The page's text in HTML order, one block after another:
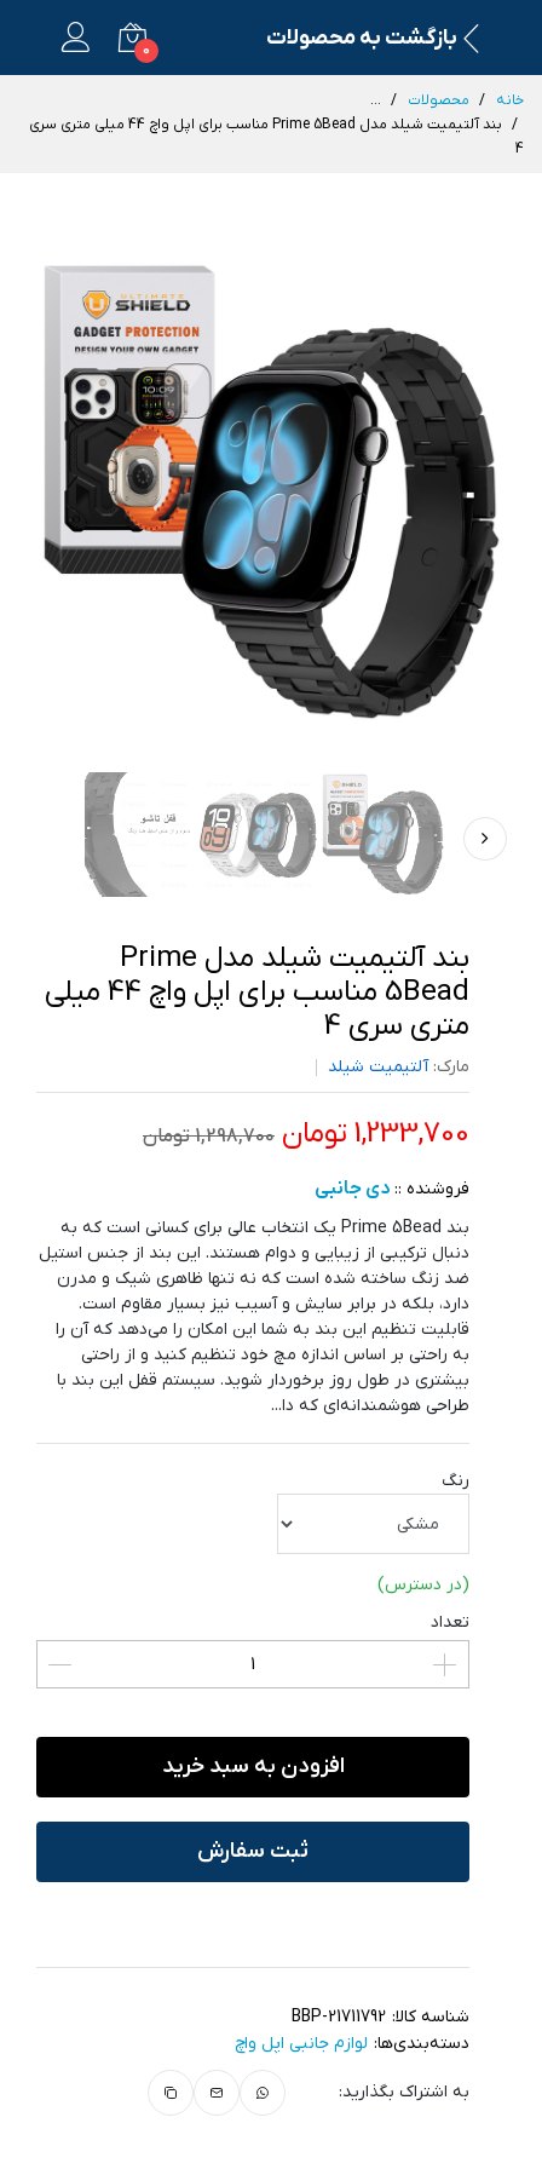
بازگشت به محصولات 0
خانه محصولات
...
بند آلتیمیت شیلد مدل Prime 5Bead مناسب برای اپل واچ 44 میلی متری سری
4
بند آلتیمیت شیلد مدل Prime
5Bead مناسب برای اپل واچ 44 میلی
متری سری 4
مارک:آلتیمیت شیلد
1,233,700 تومان 1,298,700 تومان
فروشنده :: دی جانبی
بند Prime 5Bead یک انتخاب عالی برای کسانی است که به
دنبال ترکیبی از زیبایی و دوام هستند. این بند از جنس استیل
ضد زنگ ساخته شده است که نه تنها ظاهری شیک و مدرن
دارد، بلکه در برابر سایش و آسیب نیز بسیار مقاوم است.
قابلیت تنظیم این بند به شما این امکان را می‌دهد که آن را
به راحتی بر اساس اندازه مچ خود تنظیم کنید و از راحتی
بیشتری در طول روز برخوردار شوید. سیستم قفل این بند با
طراحی هوشمندانه‌ای که دا...
رنگ
(در دسترس)
تعداد
افزودن به سبد خرید
ثبت سفارش
شناسه کالا: BBP-21711792
دسته‌بندی‌ها: لوازم جانبی اپل واچ
به اشتراک بگذارید: